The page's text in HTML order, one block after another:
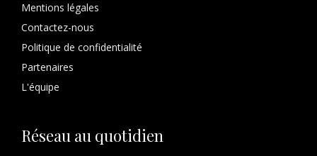
Mentions légales
Contactez-nous
Politique de confidentialité
Partenaires
L'équipe
Réseau au quotidien